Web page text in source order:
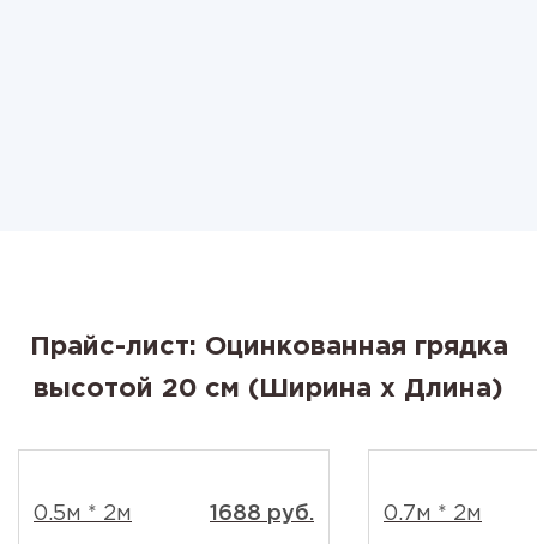
Прайс-лист: Оцинкованная грядка
высотой 20 см (Ширина x Длина)
0.5м * 2м 1688 руб. 0.7м * 2м